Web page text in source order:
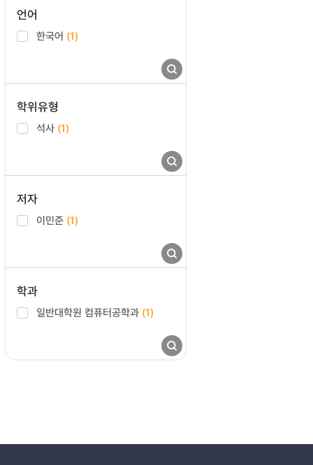
언어
한국어 (1)
학위유형
석사 (1)
저자
이민준 (1)
학과
일반대학원 컴퓨터공학과 (1)